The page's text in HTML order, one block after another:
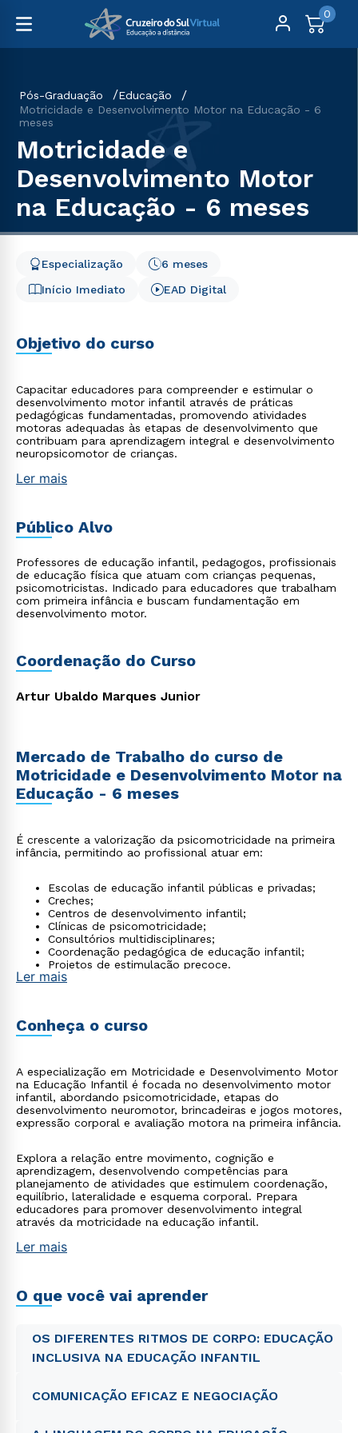
0
Pós-Graduação
Educação
Motricidade e Desenvolvimento Motor na Educação - 6
meses
Motricidade e
Desenvolvimento Motor
na Educação - 6 meses
Início Imediato
6 meses
Especialização
EAD Digital
Objetivo do curso
Capacitar educadores para compreender e estimular o
desenvolvimento motor infantil através de práticas
pedagógicas fundamentadas, promovendo atividades
motoras adequadas às etapas de desenvolvimento que
contribuam para aprendizagem integral e desenvolvimento
neuropsicomotor de crianças.
Ler mais
Público Alvo
Professores de educação infantil, pedagogos, profissionais
de educação física que atuam com crianças pequenas,
psicomotricistas. Indicado para educadores que trabalham
com primeira infância e buscam fundamentação em
desenvolvimento motor.
Coordenação do Curso
Artur Ubaldo Marques Junior
Mercado de Trabalho do curso de
Motricidade e Desenvolvimento Motor na
Educação - 6 meses
É crescente a valorização da psicomotricidade na primeira
infância, permitindo ao profissional atuar em:
Escolas de educação infantil públicas e privadas;
Creches;
Centros de desenvolvimento infantil;
Clínicas de psicomotricidade;
Consultórios multidisciplinares;
Coordenação pedagógica de educação infantil;
Projetos de estimulação precoce.
Ler mais
Conheça o curso
A especialização em Motricidade e Desenvolvimento Motor
na Educação Infantil é focada no desenvolvimento motor
infantil, abordando psicomotricidade, etapas do
desenvolvimento neuromotor, brincadeiras e jogos motores,
expressão corporal e avaliação motora na primeira infância.
Explora a relação entre movimento, cognição e
aprendizagem, desenvolvendo competências para
planejamento de atividades que estimulem coordenação,
equilíbrio, lateralidade e esquema corporal. Prepara
educadores para promover desenvolvimento integral
através da motricidade na educação infantil.
Ler mais
O que você vai aprender
OS DIFERENTES RITMOS DE CORPO: EDUCAÇÃO
INCLUSIVA NA EDUCAÇÃO INFANTIL
COMUNICAÇÃO EFICAZ E NEGOCIAÇÃO